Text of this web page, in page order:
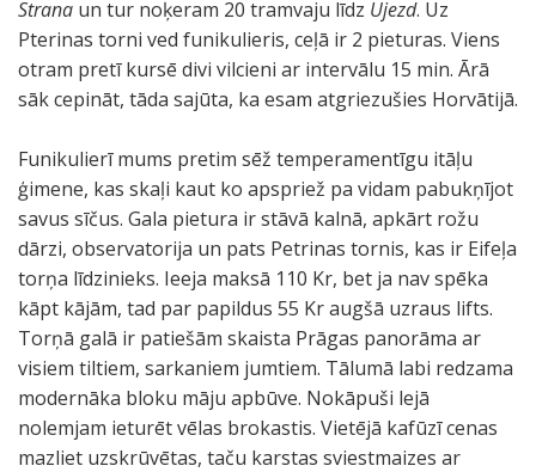
Strana un tur noķeram 20 tramvaju līdz Ujezd. Uz
Pterinas torni ved funikulieris, ceļā ir 2 pieturas. Viens
otram pretī kursē divi vilcieni ar intervālu 15 min. Ārā
sāk cepināt, tāda sajūta, ka esam atgriezušies Horvātijā.
Funikulierī mums pretim sēž temperamentīgu itāļu
ģimene, kas skaļi kaut ko apspriež pa vidam pabukņījot
savus sīčus. Gala pietura ir stāvā kalnā, apkārt rožu
dārzi, observatorija un pats Petrinas tornis, kas ir Eifeļa
torņa līdzinieks. Ieeja maksā 110 Kr, bet ja nav spēka
kāpt kājām, tad par papildus 55 Kr augšā uzraus lifts.
Torņā galā ir patiešām skaista Prāgas panorāma ar
visiem tiltiem, sarkaniem jumtiem. Tālumā labi redzama
modernāka bloku māju apbūve. Nokāpuši lejā
nolemjam ieturēt vēlas brokastis. Vietējā kafūzī cenas
mazliet uzskrūvētas, taču karstas sviestmaizes ar